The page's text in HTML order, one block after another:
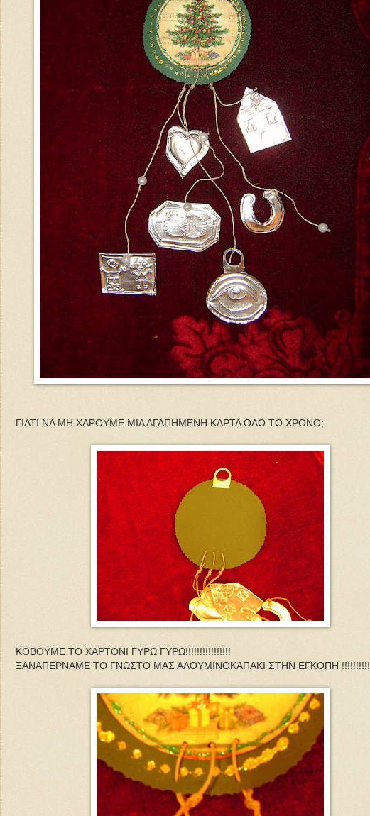
ΓΙΑΤΙ ΝΑ ΜΗ ΧΑΡΟΥΜΕ ΜΙΑ ΑΓΑΠΗΜΕΝΗ ΚΑΡΤΑ ΟΛΟ ΤΟ ΧΡΟΝΟ;
ΚΟΒΟΥΜΕ ΤΟ ΧΑΡΤΟΝΙ ΓΥΡΩ ΓΥΡΩ!!!!!!!!!!!!!!!!
ΞΑΝΑΠΕΡΝΑΜΕ ΤΟ ΓΝΩΣΤΟ ΜΑΣ ΑΛΟΥΜΙΝΟΚΑΠΑΚΙ ΣΤΗΝ ΕΓΚΟΠΗ !!!!!!!!!!